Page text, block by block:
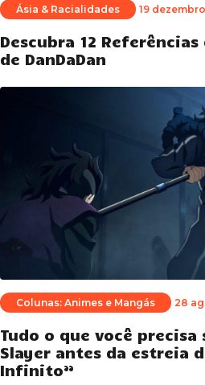
Ásia & Racialidades 19
Descubra 12 Referências
de DanDaDan
Colunas: Animes e Mangás 28
Tudo o que você precisa
Slayer antes da estreia
Infinito”